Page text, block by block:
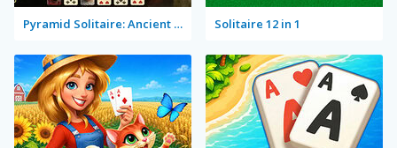
Pyramid Solitaire: Ancient Rome Solitaire 12 in 1